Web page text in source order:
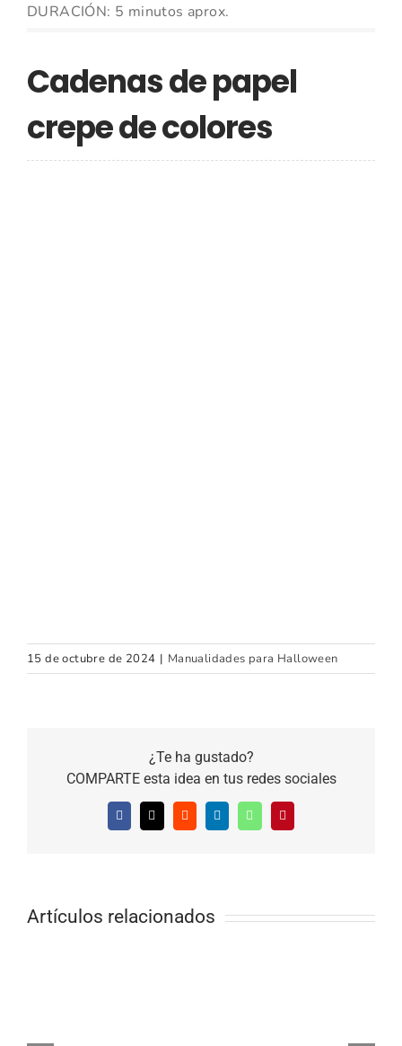
DURACIÓN: 5 minutos aprox.
Cadenas de papel
crepe de colores
15 de octubre de 2024 | Manualidades para Halloween
¿Te ha gustado?
COMPARTE esta idea en tus redes sociales
Facebook
X RedditLinkedInWhatsAppPinterest
Artículos relacionados